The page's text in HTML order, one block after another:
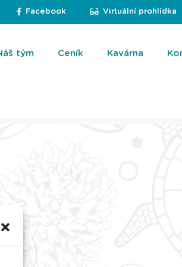
Facebook Virtuální prohlídka
tým Ceník Kavárna